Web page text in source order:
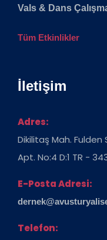
Vals & Dans
Tüm Etkinlikler
İletişim
Adres:
Dikilitaş Mah. Fulden
Apt. No:4 D:1 TR -
E-Posta Adresi:
Telefon: